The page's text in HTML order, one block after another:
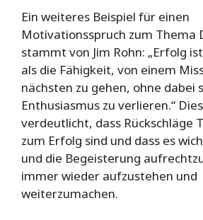
Ein weiteres Beispiel für einen
Motivationsspruch zum Thema
stammt von Jim Rohn: „Erfolg
als die Fähigkeit, von einem
nächsten zu gehen, ohne dabei
Enthusiasmus zu verlieren.“
verdeutlicht, dass Rückschläge
zum Erfolg sind und dass es
und die Begeisterung
immer wieder aufzustehen und
weiterzumachen.